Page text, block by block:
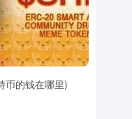
币的钱在哪里)